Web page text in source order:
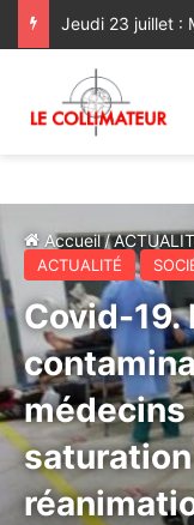
Accueil/
ACTUALITÉ
Covid-19.